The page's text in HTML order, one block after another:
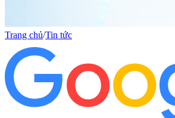
Trang chủ/Tin tức